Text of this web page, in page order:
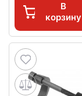
В
корзину